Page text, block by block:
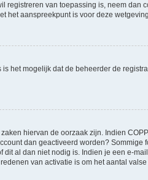
van toepassing is, neem dan
het aanspreekpunt is voor deze
het mogelijk dat de beheerder de
hiervan de oorzaak zijn. Indien
dan geactiveerd worden?
al dan niet nodig is. Indien je een e-
van activatie is om het aantal